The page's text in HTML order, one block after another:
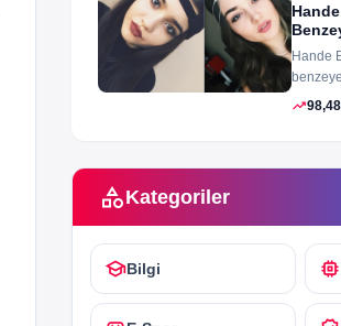
Hande
Son
trending_up
categoryKategoriler
schoolBilgi memory